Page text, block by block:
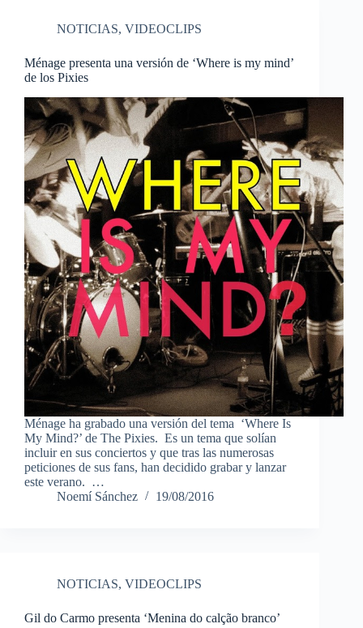
NOTICIAS, VIDEOCLIPS
Ménage presenta una versión de ‘Where is my mind’
de los Pixies
Ménage ha grabado una versión del tema ‘Where Is
My Mind?’ de The Pixies. Es un tema que solían
incluir en sus conciertos y que tras las numerosas
peticiones de sus fans, han decidido grabar y lanzar
este verano. …
Noemí Sánchez
19/08/2016
NOTICIAS, VIDEOCLIPS
Gil do Carmo presenta ‘Menina do calção branco’